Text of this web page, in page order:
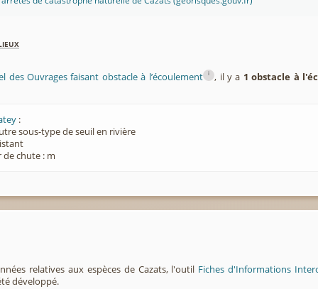
des Ouvrages faisant obstacle à l’écoulement i , il y a 1 obstacle à
:
sous-type de seuil en rivière
chute : m
relatives aux espèces de Cazats, l'outil Fiches d'Informations
développé.